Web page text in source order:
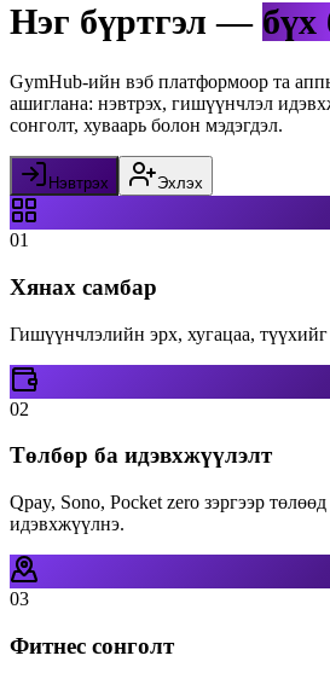
Нэг бүртгэл —
GymHub-ийн вэб платформоор та
ашиглана: нэвтрэх, гишүүнчлэл
сонголт, хуваарь болон мэдэгдэл.
Нэвтрэх Эхлэх
01
Хянах самбар
Гишүүнчлэлийн эрх, хугацаа,
02
Төлбөр ба идэвхжүүлэлт
Qpay, Sono, Pocket zero зэргээр
идэвхжүүлнэ.
03
Фитнес сонголт